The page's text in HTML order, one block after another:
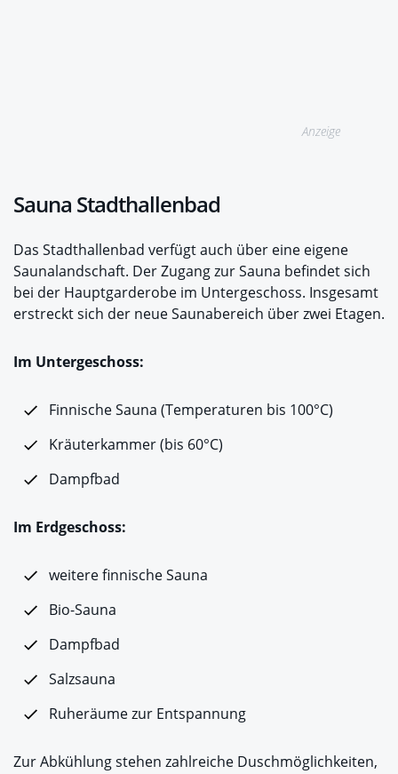
Anzeige
Sauna Stadthallenbad
Das Stadthallenbad verfügt auch über eine eigene
Saunalandschaft. Der Zugang zur Sauna befindet sich
bei der Hauptgarderobe im Untergeschoss. Insgesamt
erstreckt sich der neue Saunabereich über zwei Etagen.
Im Untergeschoss:
Finnische Sauna (Temperaturen bis 100°C)
Kräuterkammer (bis 60°C)
Dampfbad
Im Erdgeschoss:
weitere finnische Sauna
Bio-Sauna
Dampfbad
Salzsauna
Ruheräume zur Entspannung
Zur Abkühlung stehen zahlreiche Duschmöglichkeiten,